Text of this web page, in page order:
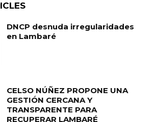
DNCP desnuda irregularidades
en Lambaré
CELSO NÚÑEZ PROPONE UNA
GESTIÓN CERCANA Y
TRANSPARENTE PARA
RECUPERAR LAMBARÉ